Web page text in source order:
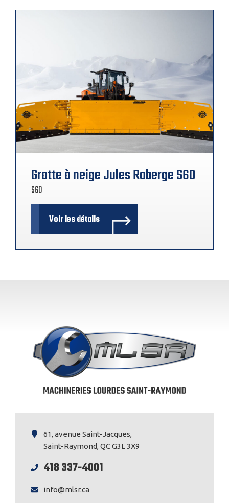
Gratte à neige Jules Roberge S60
S60
Voir les détails
61, avenue Saint-Jacques,
Saint-Raymond, QC G3L 3X9
418 337-4001
info@mlsr.ca